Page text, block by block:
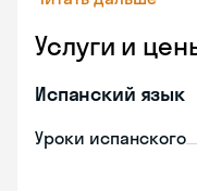
Услуги и
Испанский язык
Уроки испанского